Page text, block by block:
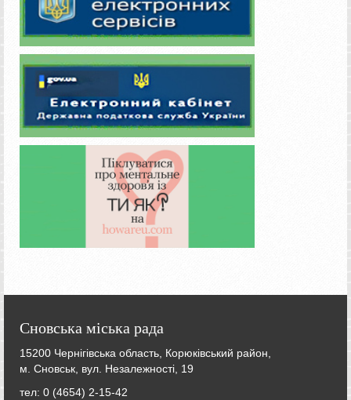
Сновська міська рада
15200 Чернігівська область, Корюківський район,
м. Сновськ, вул. Незалежності, 19
тел: 0 (4654) 2-15-42